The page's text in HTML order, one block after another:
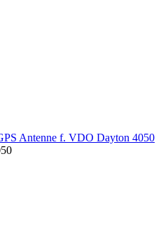
Antenne f. VDO Dayton 4050